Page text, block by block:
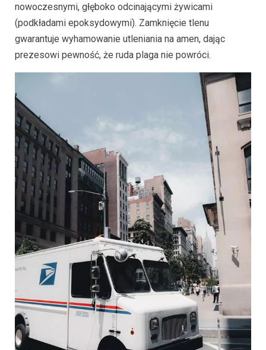
nowoczesnymi, głęboko odcinającymi żywicami
(podkładami epoksydowymi). Zamknięcie tlenu
gwarantuje wyhamowanie utleniania na amen, dając
prezesowi pewność, że ruda plaga nie powróci.